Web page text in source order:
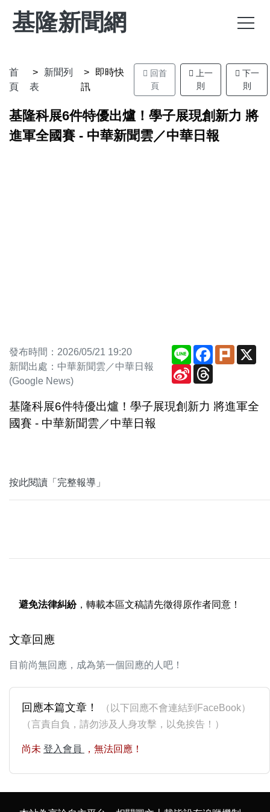
基隆新聞網
首
頁
新聞列
表
即時快
訊
回首
頁
上一
則
下一
則
基隆科展6件特優出爐！學子展現創新力 將
進軍全國賽 - 中華新聞雲／中華日報
發布時間：2026/05/21 19:20
新聞出處：中華新聞雲／中華日報
(Google News)
Line Facebook
Plurk
Sina
Weibo
基隆科展6件特優出爐！學子展現創新力 將進軍全
國賽 - 中華新聞雲／中華日報
按此閱讀「完整報導」
避免法律糾紛，轉載本區文稿請先徵得原作者同意！
文章回應
目前尚無回應，成為第一個回應的人吧！
回應本篇文章！
（以下回應不會連結到FaceBook）
（言責自負，請勿涉及人身攻擊，以免挨告！）
尚未 登入會員 ，無法回應！